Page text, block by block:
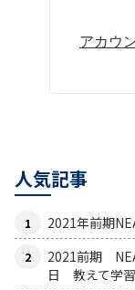
アカウ
人気記事
2021年前期
2021前期
日 教えて学